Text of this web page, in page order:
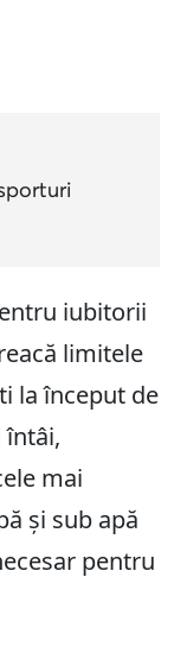
iubitorii
limitele
la început de
întâi,
mai
și sub apă
pentru